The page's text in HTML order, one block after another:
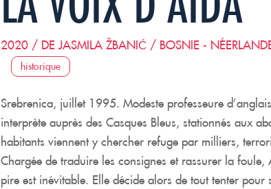
2020 / DE JASMILA ŽBANIĆ / BOSNIE -
historique
Srebrenica, juillet 1995. Modeste professeure
interprète auprès des Casques Bleus, stationnés aux
habitants viennent y chercher refuge par milliers,
Chargée de traduire les consignes et rassurer la
pire est inévitable. Elle décide alors de tout tenter